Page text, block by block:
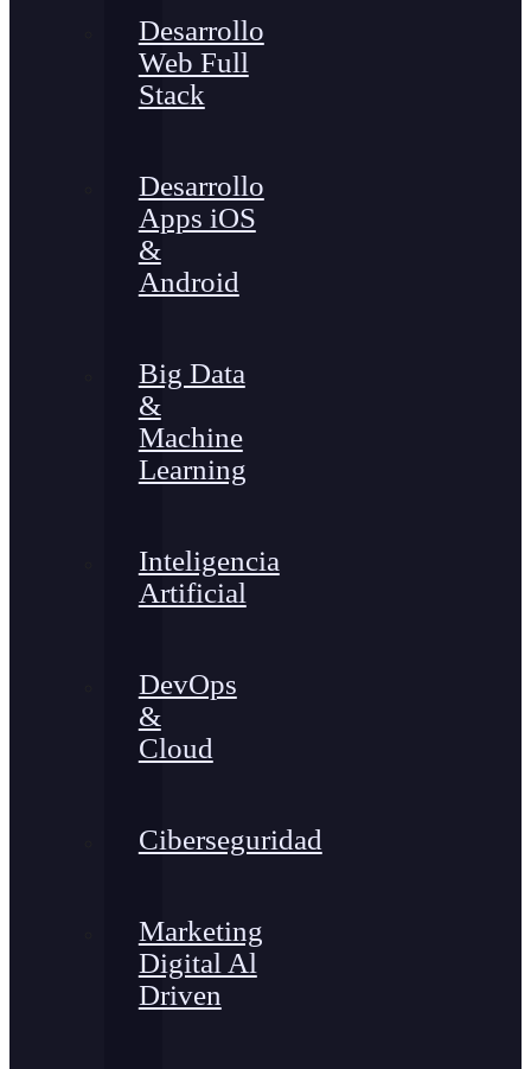
Desarrollo
Web Full
Stack
Desarrollo
Apps iOS
&
Android
Big Data
&
Machine
Learning
Inteligencia
Artificial
DevOps
&
Cloud
Ciberseguridad
Marketing
Digital Al
Driven